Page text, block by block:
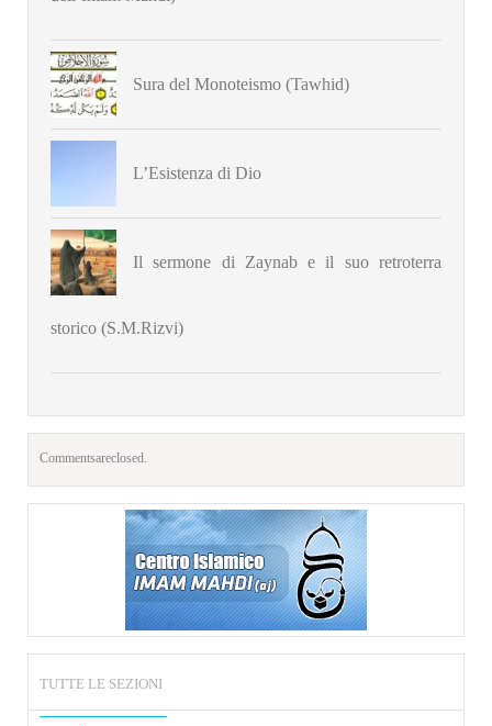
Sura del Monoteismo (Tawhid)
L’Esistenza di Dio
Il sermone di Zaynab e il suo retroterra
storico (S.M.Rizvi)
Comments are closed.
TUTTE LE SEZIONI